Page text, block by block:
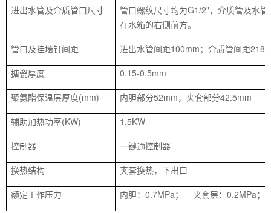
进出水管及介质管口尺寸
管口螺纹尺寸均为G1/2"，介质管及水
在水箱的右侧前方。
管口及挂墙钉间距
进出水管间距100mm；介质管间距
搪瓷厚度
0.15-0.5mm
聚氨酯保温层厚度(mm)
内胆部分52mm，夹套部分42.5mm
辅助加热功率(KW)
1.5KW
控制器
一键通控制器
换热结构
夹套换热，下出口
额定工作压力
内胆：0.7MPa； 夹套层：0.2MPa；